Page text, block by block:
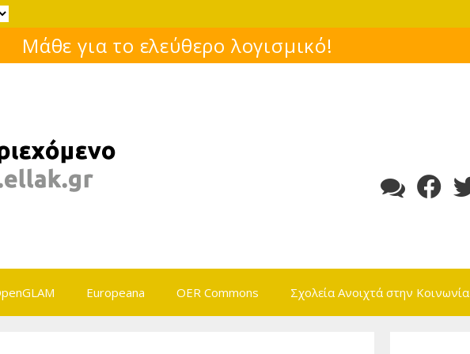
Μάθε για το ελεύθερο λογισμικό!
Europeana OER Commons Σχολεία Ανοιχτά στην Κοινωνία